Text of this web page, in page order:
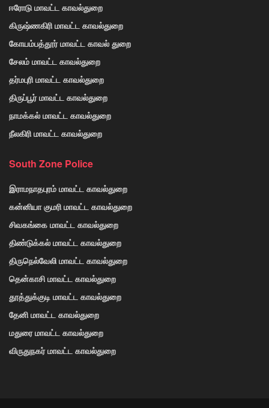
ஈரோடு மாவட்ட காவல்துறை
கிருஷ்ணகிரி மாவட்ட காவல்துறை
கோயம்பத்தூர் மாவட்ட காவல் துறை
சேலம் மாவட்ட காவல்துறை
தர்மபுரி மாவட்ட காவல்துறை
திருப்பூர் மாவட்ட காவல்துறை
நாமக்கல் மாவட்ட காவல்துறை
நீலகிரி மாவட்ட காவல்துறை
South Zone Police
இராமநாதபுரம் மாவட்ட காவல்துறை
கன்னியா குமரி மாவட்ட காவல்துறை
சிவகங்கை மாவட்ட காவல்துறை
திண்டுக்கல் மாவட்ட காவல்துறை
திருநெல்வேலி மாவட்ட காவல்துறை
தென்காசி மாவட்ட காவல்துறை
தூத்துக்குடி மாவட்ட காவல்துறை
தேனி மாவட்ட காவல்துறை
மதுரை மாவட்ட காவல்துறை
விருதுநகர் மாவட்ட காவல்துறை